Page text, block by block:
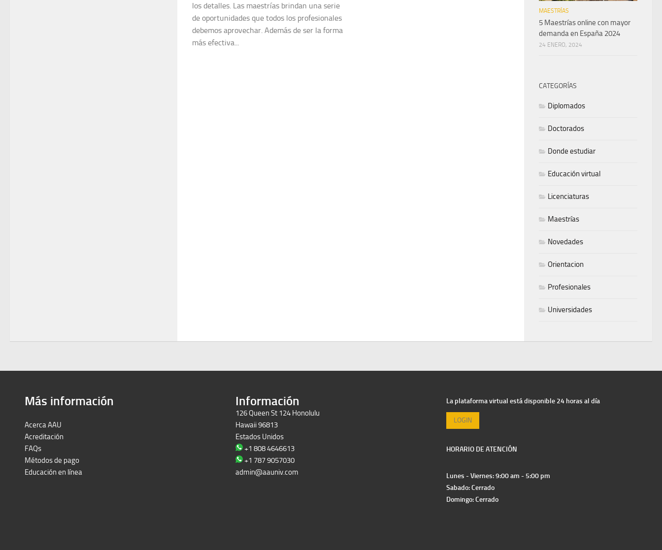
los detalles. Las maestrías brindan una serie
de oportunidades que todos los profesionales
debemos aprovechar. Además de ser la forma
más efectiva...
MAESTRÍAS
5 Maestrías online con mayor
demanda en España 2024
24 ENERO, 2024
CATEGORÍAS
Diplomados
Doctorados
Donde estudiar
Educación virtual
Licenciaturas
Maestrías
Novedades
Orientacion
Profesionales
Universidades
Más información
Acerca AAU
Acreditación
FAQs
Métodos de pago
Educación en línea
Información
126 Queen St 124 Honolulu
Hawaii 96813
Estados Unidos
+1 808 4646613
+1 787 9057030
admin@aauniv.com
La plataforma virtual está disponible 24 horas al día
LOGIN
HORARIO DE ATENCIÓN
Lunes - Viernes: 9:00 am - 5:00 pm
Sabado: Cerrado
Domingo: Cerrado